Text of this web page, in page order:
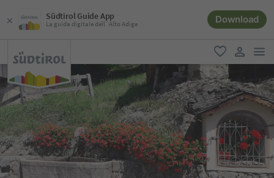
Südtirol Guide App
La guida digitale dell´Alto Adige Download
favoriti
user link